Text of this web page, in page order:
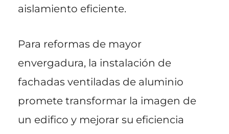
aislamiento eficiente.
Para reformas de mayor
envergadura, la instalación de
fachadas ventiladas de aluminio
promete transformar la imagen de
un edifico y mejorar su eficiencia